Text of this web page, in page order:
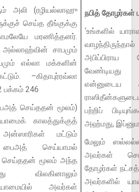
அலி (ரழியல்லாஹு
செய்த தீங்குக்கு
மரணித்தனர்.
அல்லாஹ்வின் சாபமும்
எல்லா மக்களின்
–கிதாபுர்ரவ்லா
பக்கம் 246
செய்ததன் மூலம்)
காலத்துக்குத்
அன்ஸாரிகள் மட்டும்
பைஅத் செய்யாமல்
செய்ததன் மூலம் அந்த
விலகினாலும்
அவர்கள்
நபித்
‘உங்களில்
அபிப்பிராய
வேண்டியது
என்னுடைய
பற்றிப்
அஹ்மது,
மேலும்
அவர்கள்
தோழர்கள்
அவர்களில்